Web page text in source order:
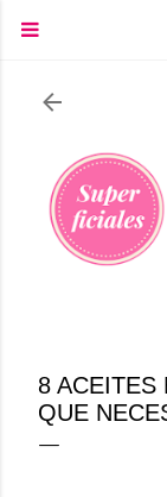
8 ACEITES
QUE